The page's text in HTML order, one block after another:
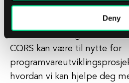
Deny
applikasjoner som møter
CQRS kan være til nytte for
hvordan vi kan hjelpe deg